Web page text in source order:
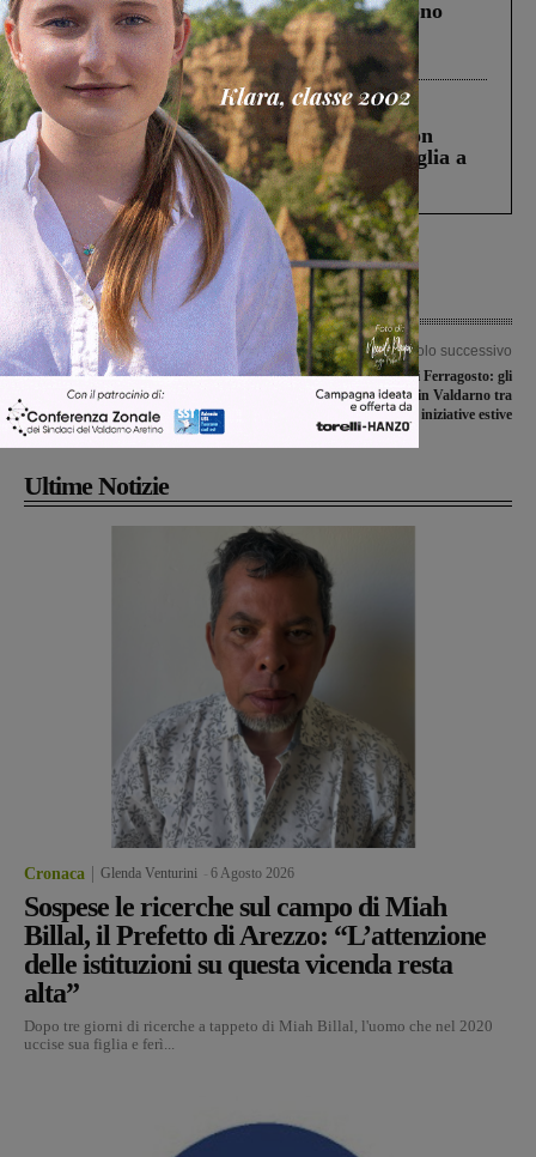
Un anno fa la strage in A1 in cui morirono
Gianni, Giulia e Franco. Lo schianto, il
processo, lo stop ai sorpassi fra tir....
Cronaca 3 Agosto 2026
Scomparso da una struttura di Castiglion
Fiorentino l’uomo che aveva ucciso la figlia a
Levane nel 2020
Articolo precedente
Coppa della divisione e primo turno
di Coppa Italia, le avversarie della
Futsal Sangiovannese
Articolo successivo
Nuovo weekender di Ferragosto: gli
eventi per chi rimane in Valdarno tra
cultura, musica e iniziative estive
Ultime Notizie
Cronaca Glenda Venturini 6 Agosto 2026
Sospese le ricerche sul campo di Miah
Billal, il Prefetto di Arezzo: “L’attenzione
delle istituzioni su questa vicenda resta
alta”
Dopo tre giorni di ricerche a tappeto di Miah Billal, l'uomo che nel 2020
uccise sua figlia e ferì...